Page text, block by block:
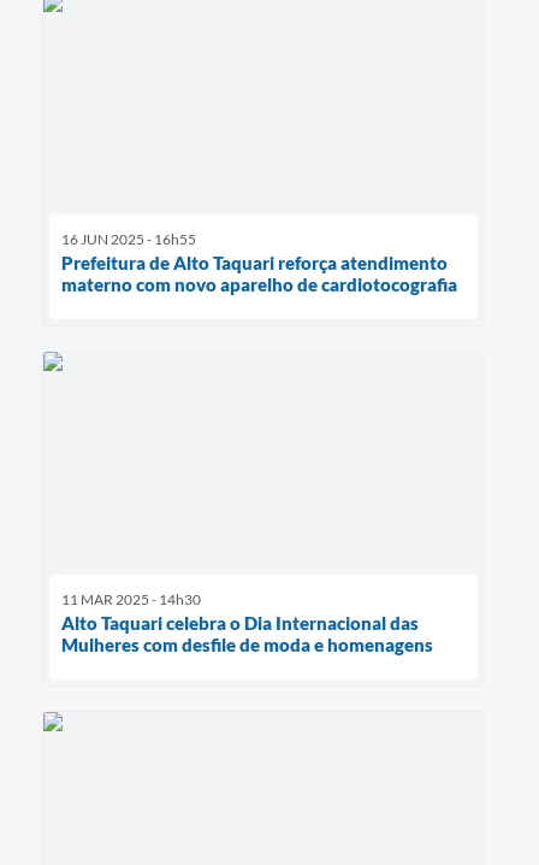
16 JUN 2025 - 16h55
Prefeitura de Alto Taquari reforça atendimento
materno com novo aparelho de cardiotocografia
11 MAR 2025 - 14h30
Alto Taquari celebra o Dia Internacional das
Mulheres com desfile de moda e homenagens